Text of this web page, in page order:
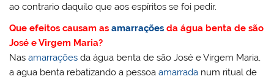
ao contrario daquilo que aos espíritos se foi pedir.
Que efeitos causam asamarrações da água benta de são
José e Virgem Maria?
Nasamarrações da água benta de são José e Virgem Maria,
a agua benta rebatizando a pessoaamarrada num ritual de